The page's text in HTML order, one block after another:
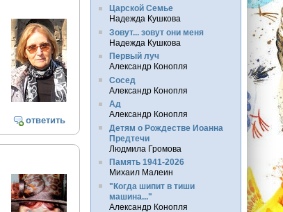
ответить
Царской Семье
Надежда Кушкова
Зовут... зовут они меня
Надежда Кушкова
Первый луч
Александр Конопля
Сосед
Александр Конопля
Ад
Александр Конопля
Детям о Рождестве Иоанна
Предтечи
Людмила Громова
Память 1941-2026
Михаил Малеин
"Когда шипит в тиши
машина..."
Александр Конопля